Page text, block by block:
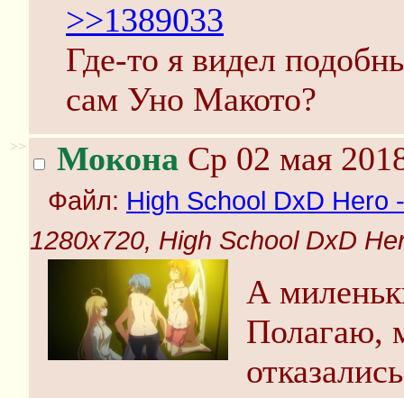
>>1389033
Где-то я видел
сам Уно Макото?
>> Мокона Ср 02 мая
Файл: High School DxD Hero
1280x720, High School DxD
А
Полагаю,